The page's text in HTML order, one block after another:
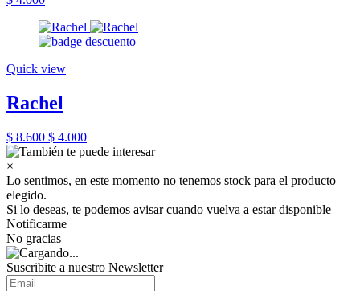
Quick view
Rachel
$ 8.600 $ 4.000
×
Lo sentimos, en este momento no tenemos stock para el producto
elegido.
Si lo deseas, te podemos avisar cuando vuelva a estar disponible
Notificarme
No gracias
Suscribite a nuestro Newsletter